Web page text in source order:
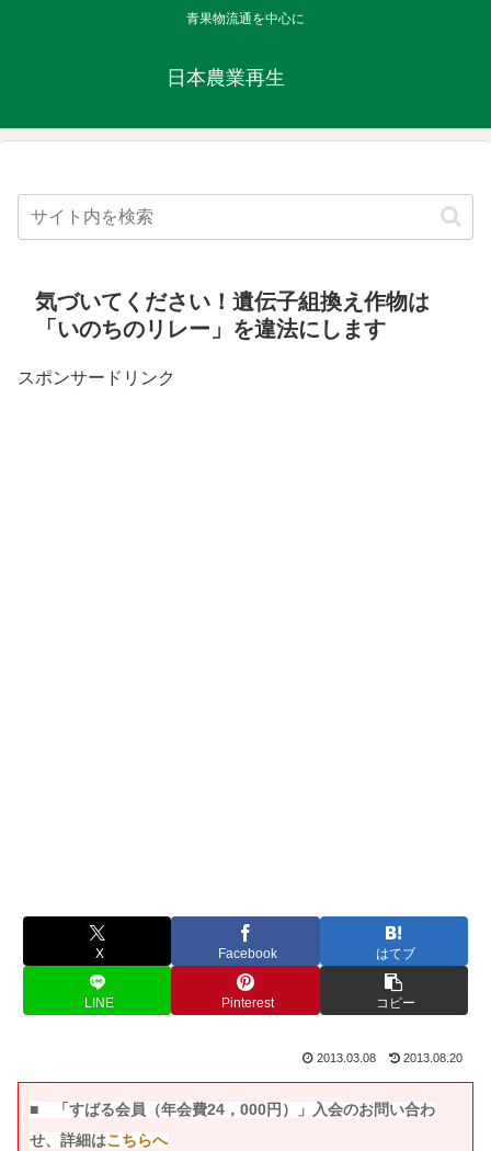
青果物流通を中心に
日本農業再生
気づいてください！遺伝子組換え作物は
「いのちのリレー」を違法にします
スポンサードリンク
X Facebook はてブ
LINE Pinterest コピー
2013.03.08 2013.08.20
■ 「すばる会員（年会費24，000円）」入会のお問い合わ
せ、詳細はこちらへ